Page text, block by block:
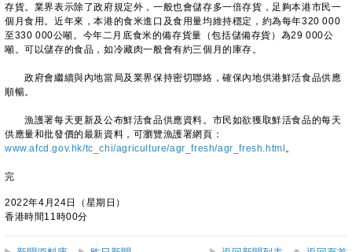
存貨。業界表示除了政府規定外，一般也會儲存多一倍存貨，足夠本港市民一
個月食用。近年來，本港的食米進口及食用量均維持穩定，約為每年320 000
至330 000公噸。今年二月底食米的備存貨量（包括儲備存貨）為29 000公
噸。可以儲存的食品，如冷藏肉一般會有約三個月的庫存。
政府會繼續與內地當局及業界保持密切聯絡，確保內地供港鮮活食品供應
順暢。
漁護署每天更新及公布鮮活食品供應資料。市民如欲獲取鮮活食品的每天
供應量和批發價的最新資料，可瀏覽漁護署網頁：
www.afcd.gov.hk/tc_chi/agriculture/agr_fresh/agr_fresh.html 。
完
2022年4月24日（星期日）
香港時間11時00分